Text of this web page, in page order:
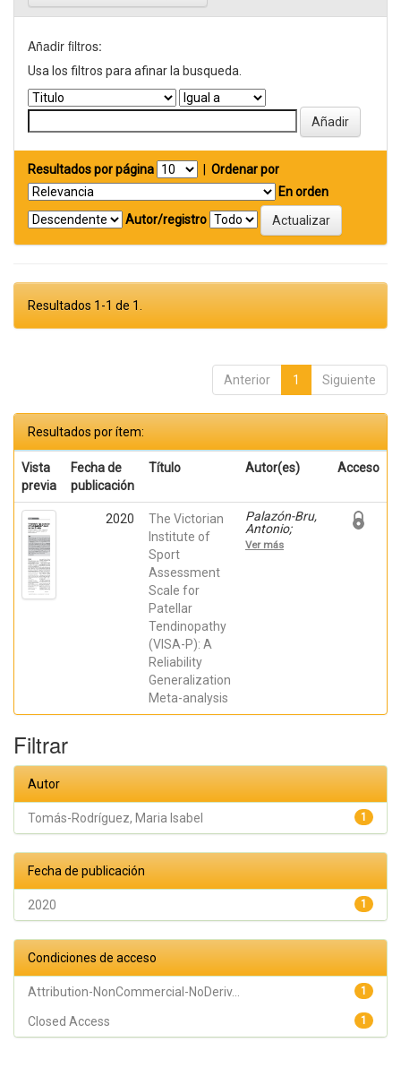
Añadir filtros:
Usa los filtros para afinar la busqueda.
Resultados por página
Ordenar por
En orden
Autor/registro
Resultados 1-1 de 1.
Anterior 1 Siguiente
Resultados por ítem:
Vista
previa
Fecha de
publicación
Título Autor(es) Acceso
2020
The Victorian
Institute of
Sport
Assessment
Scale for
Patellar
Tendinopathy
(VISA-P): A
Reliability
Generalization
Meta-analysis
Palazón-Bru,
Antonio;
Tomás-
Rodríguez,
Ver más
Filtrar
Autor
1
Tomás-Rodríguez, Maria Isabel
Fecha de publicación
1
2020
Condiciones de acceso
1
Attribution-NonCommercial-NoDeriv...
1
Closed Access